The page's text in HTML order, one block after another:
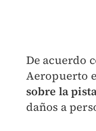
De acuerdo
Aeropuerto
sobre la
daños a